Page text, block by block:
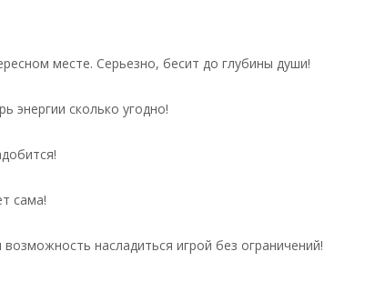
месте. Серьезно, бесит до глубины души!
энергии сколько угодно!
сама!
насладиться игрой без ограничений!